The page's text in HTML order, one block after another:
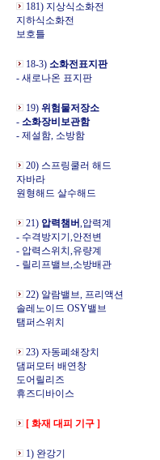
181) 지상식소화전
지하식소화전
보호틀
18-3) 소화전표지판
- 새로나온 표지판
19) 위험물저장소
- 소화장비보관함
- 제설함, 소방함
20) 스프링쿨러 해드
자바라
원형해드 살수해드
21) 압력챔버,압력계
- 수격방지기,안전변
- 압력스위치,유량계
- 릴리프밸브,소방배관
22) 알람밸브, 프리액션
솔레노이드 OSY밸브
탬퍼스위치
23) 자동폐쇄장치
댐퍼모터 배연창
도어릴리즈
휴즈디바이스
[ 화재 대피 기구 ]
1) 완강기